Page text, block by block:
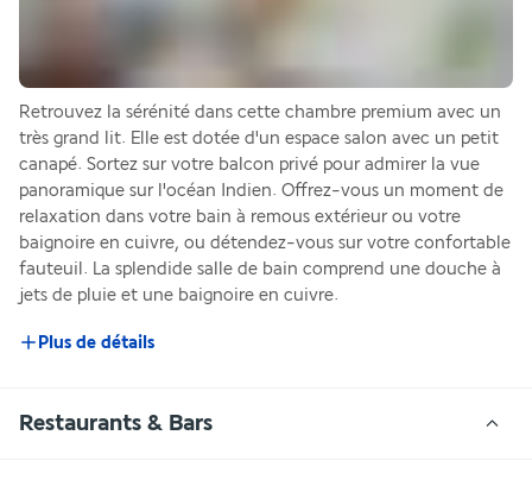
Retrouvez la sérénité dans cette chambre premium avec un
très grand lit. Elle est dotée d'un espace salon avec un petit
canapé. Sortez sur votre balcon privé pour admirer la vue
panoramique sur l'océan Indien. Offrez-vous un moment de
relaxation dans votre bain à remous extérieur ou votre
baignoire en cuivre, ou détendez-vous sur votre confortable
fauteuil. La splendide salle de bain comprend une douche à
jets de pluie et une baignoire en cuivre.
Plus de détails
Restaurants & Bars